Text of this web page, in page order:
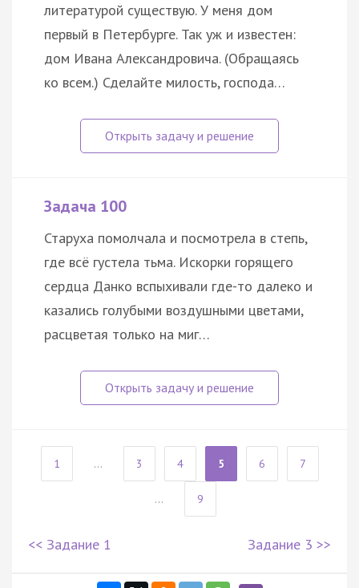
литературой существую. У меня дом
первый в Петербурге. Так уж и известен:
дом Ивана Александровича. (Обращаясь
ко всем.) Сделайте милость, господа…
Задача 100
Старуха помолчала и посмотрела в степь,
где всё густела тьма. Искорки горящего
сердца Данко вспыхивали где-то далеко и
казались голубыми воздушными цветами,
расцветая только на миг…
1 ... 3 4 5 6 7
... 9
<< Задание 1 Задание 3 >>